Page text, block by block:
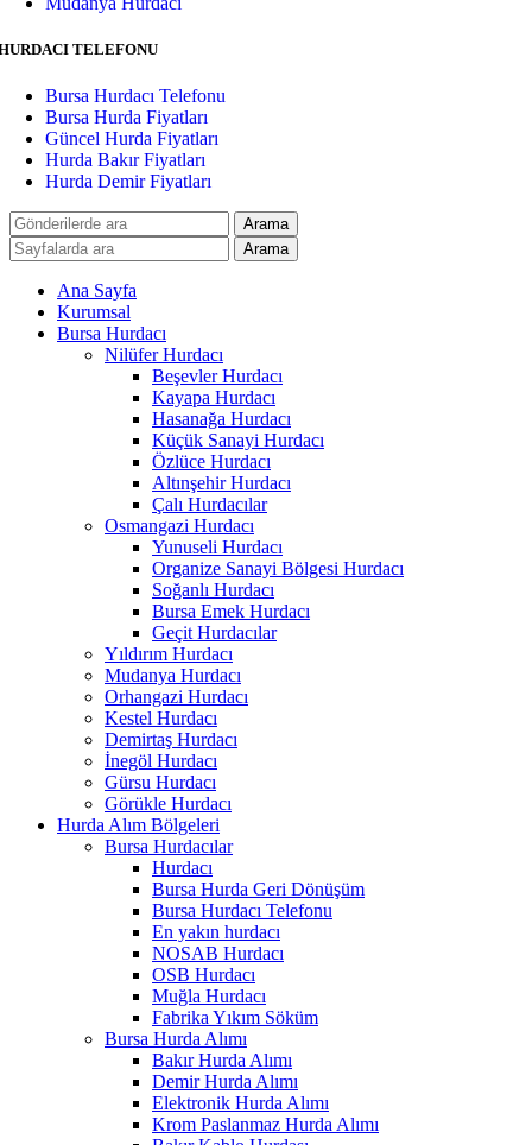
TELEFONU
Bursa Hurdacı Telefonu
Bursa Hurda Fiyatları
Güncel Hurda Fiyatları
Hurda Bakır Fiyatları
Hurda Demir Fiyatları
Arama
Arama
Ana Sayfa
Kurumsal
Bursa Hurdacı
Nilüfer Hurdacı
Beşevler Hurdacı
Kayapa Hurdacı
Hasanağa Hurdacı
Küçük Sanayi Hurdacı
Özlüce Hurdacı
Altınşehir Hurdacı
Çalı Hurdacılar
Osmangazi Hurdacı
Yunuseli Hurdacı
Organize Sanayi Bölgesi Hurdacı
Soğanlı Hurdacı
Bursa Emek Hurdacı
Geçit Hurdacılar
Yıldırım Hurdacı
Mudanya Hurdacı
Orhangazi Hurdacı
Kestel Hurdacı
Demirtaş Hurdacı
İnegöl Hurdacı
Gürsu Hurdacı
Görükle Hurdacı
Hurda Alım Bölgeleri
Bursa Hurdacılar
Hurdacı
Bursa Hurda Geri Dönüşüm
Bursa Hurdacı Telefonu
En yakın hurdacı
NOSAB Hurdacı
OSB Hurdacı
Muğla Hurdacı
Fabrika Yıkım Söküm
Bursa Hurda Alımı
Bakır Hurda Alımı
Demir Hurda Alımı
Elektronik Hurda Alımı
Krom Paslanmaz Hurda Alımı